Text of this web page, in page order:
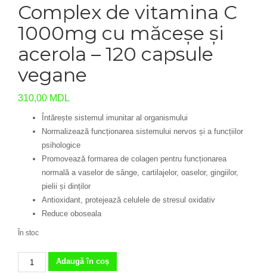
Complex de vitamina C
1000mg cu măceșe și
acerola – 120 capsule
vegane
310,00 MDL
Întărește sistemul imunitar al organismului
Normalizează funcționarea sistemului nervos și a funcțiilor
psihologice
Promovează formarea de colagen pentru funcționarea
normală a vaselor de sânge, cartilajelor, oaselor, gingiilor,
pielii și dinților
Antioxidant, protejează celulele de stresul oxidativ
Reduce oboseala
În stoc
Cantitate
Complex
Adaugă în coș